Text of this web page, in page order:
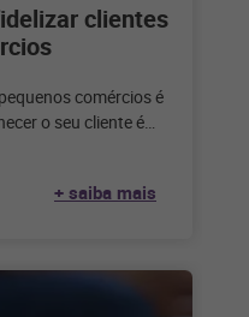
clientes
comércios é
o seu cliente é
+ saiba mais